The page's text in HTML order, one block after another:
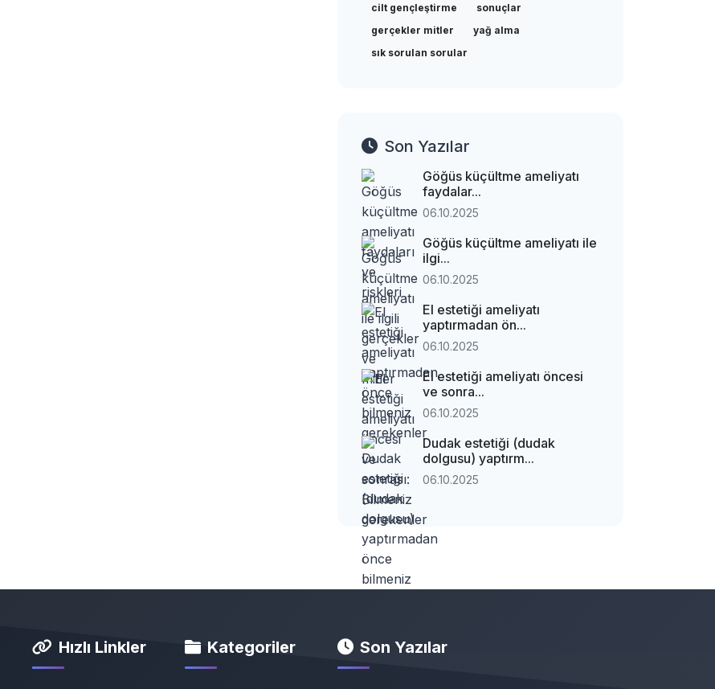
cilt gençleştirme
sonuçlar
gerçekler mitler
yağ alma
sık sorulan sorular
Son Yazılar
Göğüs küçültme ameliyatı
faydalar...
06.10.2025
Göğüs küçültme ameliyatı ile
ilgi...
06.10.2025
El estetiği ameliyatı
yaptırmadan ön...
06.10.2025
El estetiği ameliyatı öncesi
ve sonra...
06.10.2025
Dudak estetiği (dudak
dolgusu) yaptırm...
06.10.2025
Hızlı Linkler Kategoriler Son Yazılar